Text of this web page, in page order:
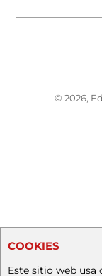
© 2026,
COOKIES
Este sitio web usa